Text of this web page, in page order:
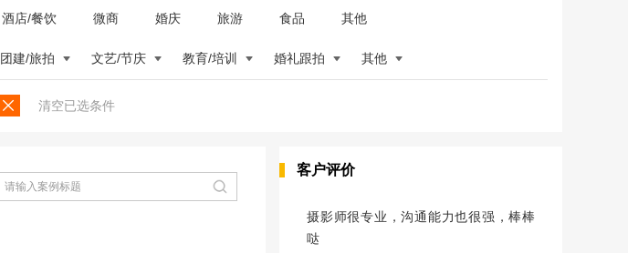
酒店/餐饮 微商 婚庆 旅游 食品 其他
团建/旅拍 文艺/节庆 教育/培训 婚礼跟拍 其他
清空已选条件
客户评价
摄影师很专业，沟通能力也很强，棒棒
哒